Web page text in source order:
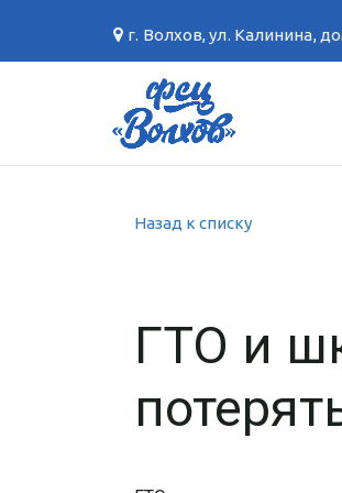
г. Волхов,ул. Калинина,
Назад к списку
ГТО и